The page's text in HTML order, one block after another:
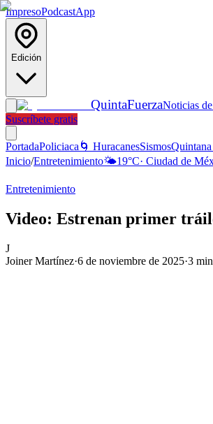
ImpresoPodcastApp
Edición
QuintaFuerzaNoticias
Suscríbete gratis
PortadaPoliciaca 🌀 HuracanesSismos
Inicio/Entretenimiento🌤️19°C· Ciudad de
Entretenimiento
Video: Estrenan primer
J
Joiner Martínez·6 de noviembre de 2025·3